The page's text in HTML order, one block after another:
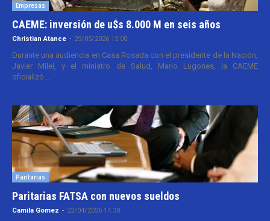
Empresas
CAEME: inversión de u$s 8.000 M en seis años
Christian Atance - 29/05/2026 15:00
Durante una audiencia en Casa Rosada con el presidente de la Nación,
Javier Milei, y el ministro de Salud, Mario Lugones, la CAEME
oficializó...
Paritarias
Paritarias FATSA con nuevos sueldos
Camila Gomez - 22/04/2026 14:30